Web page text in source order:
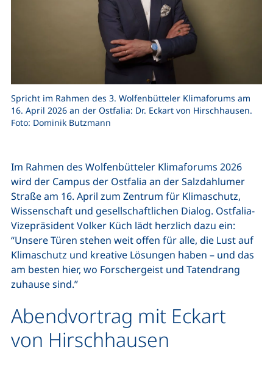
Spricht im Rahmen des 3. Wolfenbütteler Klimaforums am
16. April 2026 an der Ostfalia: Dr. Eckart von Hirschhausen.
Foto: Dominik Butzmann
Im Rahmen des Wolfenbütteler Klimaforums 2026
wird der Campus der Ostfalia an der Salzdahlumer
Straße am 16. April zum Zentrum für Klimaschutz,
Wissenschaft und gesellschaftlichen Dialog. Ostfalia-
Vizepräsident Volker Küch lädt herzlich dazu ein:
“Unsere Türen stehen weit offen für alle, die Lust auf
Klimaschutz und kreative Lösungen haben – und das
am besten hier, wo Forschergeist und Tatendrang
zuhause sind.”
Abendvortrag mit Eckart
von Hirschhausen